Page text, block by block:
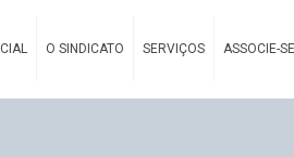
O SINDICATO SERVIÇOS ASSOCIE-SE